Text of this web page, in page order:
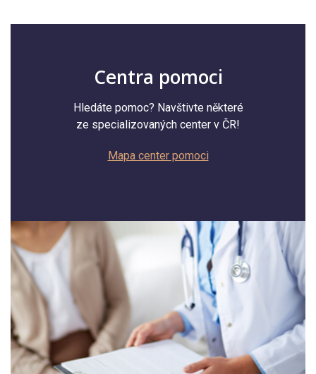
Centra pomoci
Hledáte pomoc? Navštivte některé
ze specializovaných center v ČR!
Mapa center pomoci